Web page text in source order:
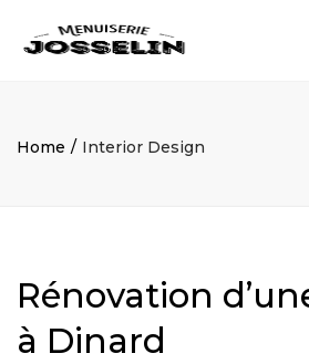
Home Interior Design
Rénovation
à Dinard